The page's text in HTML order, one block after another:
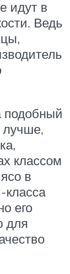
идут в
Ведь
лучше,
классом
в
класса
его
для